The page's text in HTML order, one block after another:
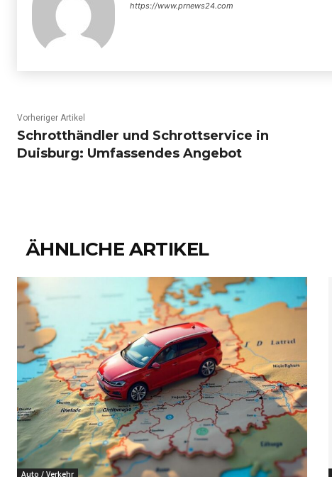
https://www.prnews24.com
Vorheriger Artikel
Schrotthändler und Schrottservice in
Duisburg: Umfassendes Angebot
ÄHNLICHE ARTIKEL
Auto / Verkehr